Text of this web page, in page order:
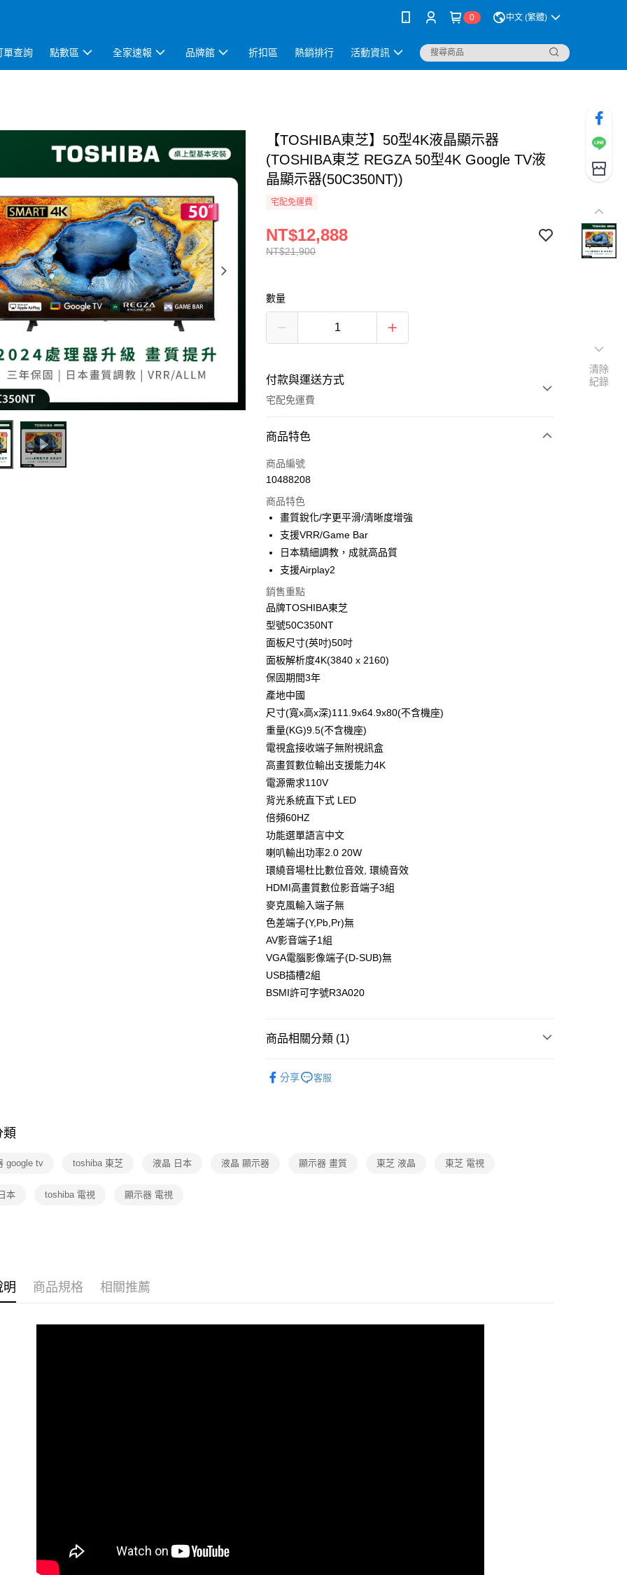
0 中文 (繁體)
單查詢 點數區 全家速報 品牌館 折扣區 熱銷排行 活動資訊
【TOSHIBA東芝】50型4K液晶顯示器
(TOSHIBA東芝 REGZA 50型4K Google TV液
晶顯示器(50C350NT))
宅配免運費
NT$21,900
NT$12,888
數量
付款與運送方式
宅配免運費
付款方式
全家線上支付
運送方式
本島宅配-活動商品
免運費
離島宅配-常溫商品
免運費
商品特色
商品編號
10488208
商品特色
畫質銳化/字更平滑/清晰度增強
支援VRR/Game Bar
日本精細調教，成就高品質
支援Airplay2
銷售重點
品牌TOSHIBA東芝
型號50C350NT
面板尺寸(英吋)50吋
面板解析度4K(3840 x 2160)
保固期間3年
產地中國
尺寸(寬x高x深)111.9x64.9x80(不含機座)
重量(KG)9.5(不含機座)
電視盒接收端子無附視訊盒
高畫質數位輸出支援能力4K
電源需求110V
背光系統直下式 LED
倍頻60HZ
功能選單語言中文
喇叭輸出功率2.0 20W
環繞音場杜比數位音效, 環繞音效
HDMI高畫質數位影音端子3組
麥克風輸入端子無
色差端子(Y,Pb,Pr)無
AV影音端子1組
VGA電腦影像端子(D-SUB)無
USB插槽2組
BSMI許可字號R3A020
商品相關分類 (1)
分享
客服
類
google tv toshiba 東芝 液晶 日本 液晶 顯示器 顯示器 畫質 東芝 液晶 東芝 電視
本 toshiba 電視 顯示器 電視
明 商品規格 相關推薦
清除
紀錄